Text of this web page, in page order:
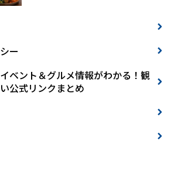
ー
ベント＆グルメ情報がわかる！観
公式リンクまとめ